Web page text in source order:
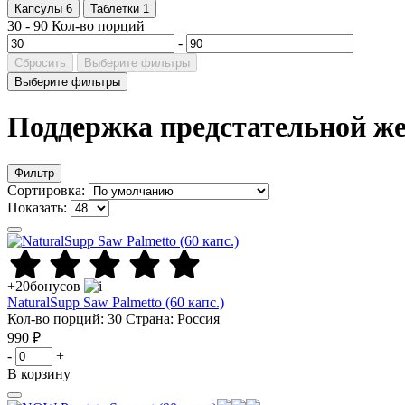
Капсулы 6 Таблетки 1
30 - 90 Кол-во порций
-
Сбросить
Выберите фильтры
Выберите фильтры
Поддержка предстательной
Фильтр
Сортировка:
Показать:
+20бонусов
NaturalSupp Saw Palmetto (60 капс.)
Кол-во порций: 30 Страна: Россия
990 ₽
-
+
В корзину